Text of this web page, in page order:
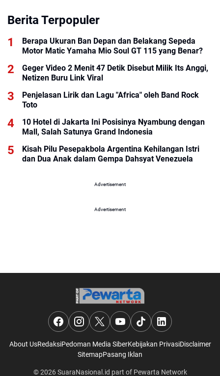
Berita Terpopuler
Berapa Ukuran Ban Depan dan Belakang Sepeda
Motor Matic Yamaha Mio Soul GT 115 yang Benar?
Geger Video 2 Menit 47 Detik Disebut Milik Its Anggi,
Netizen Buru Link Viral
Penjelasan Lirik dan Lagu "Africa" oleh Band Rock
Toto
10 Hotel di Jakarta Ini Posisinya Nyambung dengan
Mall, Salah Satunya Grand Indonesia
Kisah Pilu Pesepakbola Argentina Kehilangan Istri
dan Dua Anak dalam Gempa Dahsyat Venezuela
Advertisement
Advertisement
About UsRedaksiPedoman Media SiberKebijakan PrivasiDisclaimer
SitemapPasang Iklan
© 2026SuaraNasional.id part of Pewarta Network